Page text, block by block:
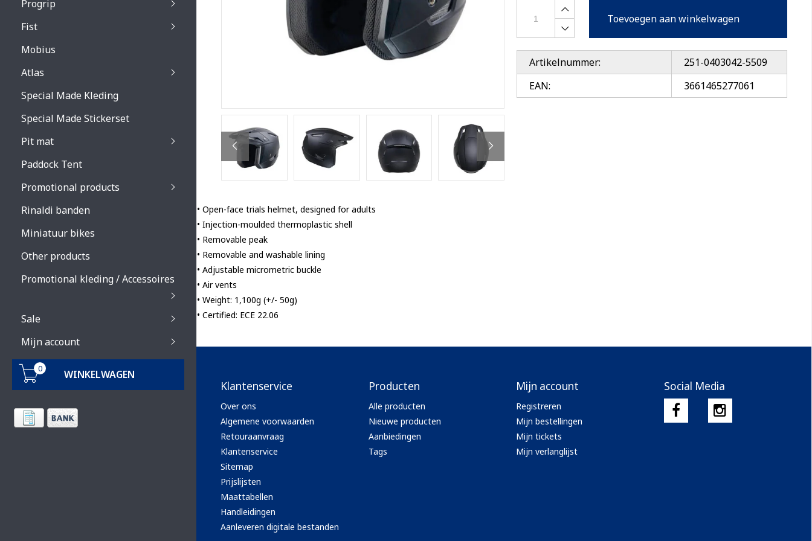
Ventury accessoires
Performance accessoires
Ventury accessoires
Primal / Split / Hustle accessoires
Progrip
Venom 3200 / Atzaki 3201 lenses
Venom 3200 / Atzaki 3201
Fist
Mobius
Atlas
Special Made Kleding
Special Made Stickerset
Pit mat
Paddock Tent
Promotional products
Rinaldi banden
Miniatuur bikes
Other products
Promotional kleding / Accessoires
Sale
Mijn account
0 WINKELWAGEN
Toevoegen aan winkelwagen
Artikelnummer:
251-0403042-5509
EAN:
3661465277061
• Open-face trials helmet, designed for adults
• Injection-moulded thermoplastic shell
• Removable peak
• Removable and washable lining
• Adjustable micrometric buckle
• Air vents
• Weight: 1,100g (+/- 50g)
• Certified: ECE 22.06
Klantenservice
Over ons
Algemene voorwaarden
Retouraanvraag
Klantenservice
Sitemap
Prijslijsten
Maattabellen
Handleidingen
Aanleveren digitale bestanden
Producten
Alle producten
Nieuwe producten
Aanbiedingen
Tags
Mijn account
Registreren
Mijn bestellingen
Mijn tickets
Mijn verlanglijst
Social Media